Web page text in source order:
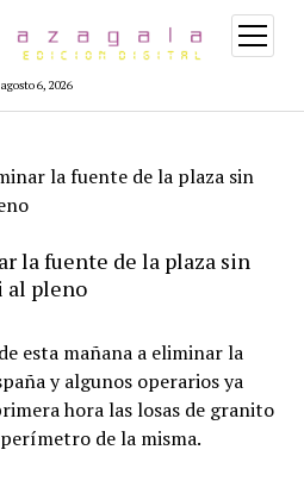
agosto 6, 2026
abrir
menú
la fuente de la plaza sin
la fuente de la plaza sin
al pleno
esta mañana a eliminar la
y algunos operarios ya
hora las losas de granito
de la misma.